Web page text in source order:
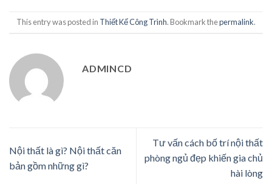
This entry was posted in Thiết Kế Công Trình. Bookmark thepermalink.
ADMINCD
Nội thất là gì? Nội thất căn
bản gồm những gì?
Tư vấn cách bố trí nội thất
phòng ngủ đẹp khiến gia chủ
hài lòng